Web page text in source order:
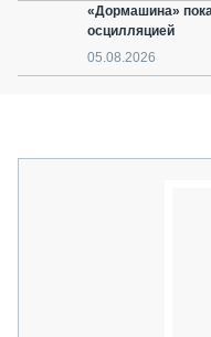
«Дормашина»
осцилляцией
05.08.2026